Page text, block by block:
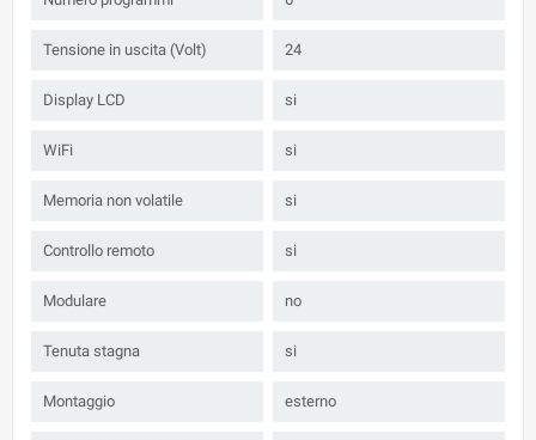
Tensione in uscita (Volt) 24
Display LCD si
WiFi si
Memoria non volatile si
Controllo remoto si
Modulare no
Tenuta stagna si
Montaggio esterno